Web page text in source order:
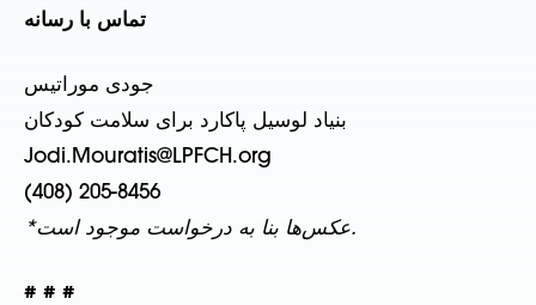
تماس با رسانه
جودی موراتیس
بنیاد لوسیل پاکارد برای سلامت کودکان
Jodi.Mouratis@LPFCH.org
(408) 205-8456
*عکس‌ها بنا به درخواست موجود است.
# # #